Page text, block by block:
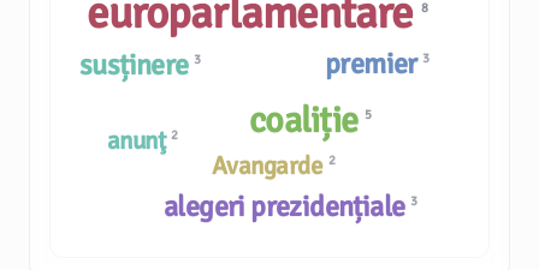
anunţ 2
premier 3
europarlamentare8
Avangarde 2
susținere 3
alegeri prezidențiale 3
coaliție 5